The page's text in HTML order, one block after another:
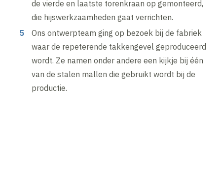
de vierde en laatste torenkraan op gemonteerd,
die hijswerkzaamheden gaat verrichten.
Ons ontwerpteam ging op bezoek bij de fabriek
waar de repeterende takkengevel geproduceerd
wordt. Ze namen onder andere een kijkje bij één
van de stalen mallen die gebruikt wordt bij de
productie.